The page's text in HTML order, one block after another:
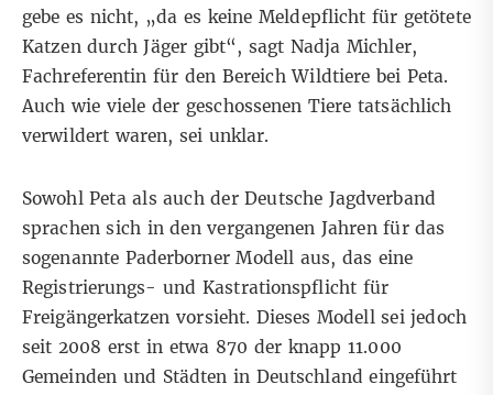
gebe es nicht, „da es keine Meldepflicht für getötete
Katzen durch Jäger gibt“, sagt Nadja Michler,
Fachreferentin für den Bereich Wildtiere bei Peta.
Auch wie viele der geschossenen Tiere tatsächlich
verwildert waren, sei unklar.
Sowohl Peta als auch derDeutsche Jagdverband
sprachen sich in den vergangenen Jahren für das
sogenannte Paderborner Modell aus, das eine
Registrierungs- und Kastrationspflicht für
Freigängerkatzen vorsieht. Dieses Modell sei jedoch
seit 2008 erst in etwa 870 der knapp 11.000
Gemeinden und Städten in Deutschland eingeführt